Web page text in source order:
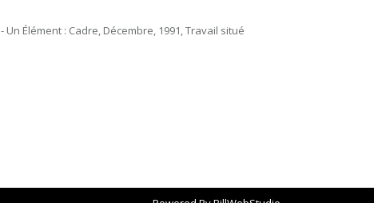
- Un Élément : Cadre, Décembre, 1991, Travail situé